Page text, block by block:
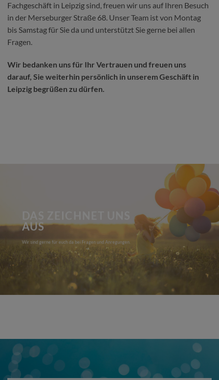
Fachgeschäft in Leipzig sind, freuen wir uns auf Ihren Besuch
in der Merseburger Straße 68. Unser Team ist von Montag
bis Samstag für Sie da und unterstützt Sie gerne bei allen
Fragen.
Wir bedanken uns für Ihr Vertrauen und freuen uns
darauf, Sie weiterhin persönlich in unserem Geschäft in
Leipzig begrüßen zu dürfen.
AUS
Wir sind gerne für euch da bei Fragen und Anregungen.